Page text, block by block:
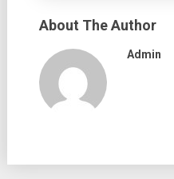
About The Author
Admin